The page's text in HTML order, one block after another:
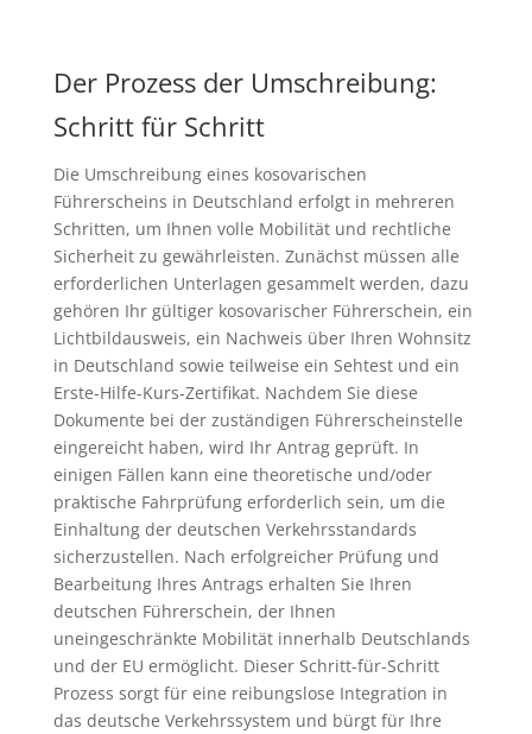
Der Prozess der Umschreibung:
Schritt für Schritt
Die Umschreibung eines kosovarischen
Führerscheins in Deutschland erfolgt in mehreren
Schritten, um Ihnen volle Mobilität und rechtliche
Sicherheit zu gewährleisten. Zunächst müssen alle
erforderlichen Unterlagen gesammelt werden, dazu
gehören Ihr gültiger kosovarischer Führerschein, ein
Lichtbildausweis, ein Nachweis über Ihren Wohnsitz
in Deutschland sowie teilweise ein Sehtest und ein
Erste-Hilfe-Kurs-Zertifikat. Nachdem Sie diese
Dokumente bei der zuständigen Führerscheinstelle
eingereicht haben, wird Ihr Antrag geprüft. In
einigen Fällen kann eine theoretische und/oder
praktische Fahrprüfung erforderlich sein, um die
Einhaltung der deutschen Verkehrsstandards
sicherzustellen. Nach erfolgreicher Prüfung und
Bearbeitung Ihres Antrags erhalten Sie Ihren
deutschen Führerschein, der Ihnen
uneingeschränkte Mobilität innerhalb Deutschlands
und der EU ermöglicht. Dieser Schritt-für-Schritt
Prozess sorgt für eine reibungslose Integration in
das deutsche Verkehrssystem und bürgt für Ihre